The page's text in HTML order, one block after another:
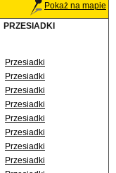
Pokaż na mapie
PRZESIADKI
Przesiadki
Przesiadki
Przesiadki
Przesiadki
Przesiadki
Przesiadki
Przesiadki
Przesiadki